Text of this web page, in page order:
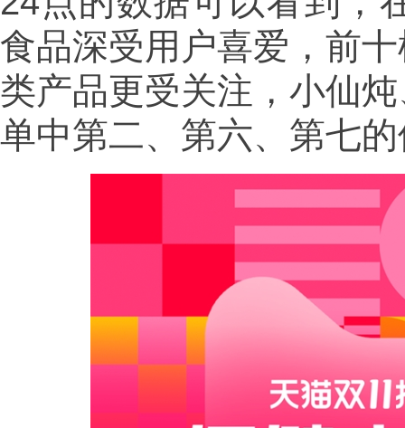
食品深受用户喜爱，前
类产品更受关注，小仙
单中第二、第六、第七